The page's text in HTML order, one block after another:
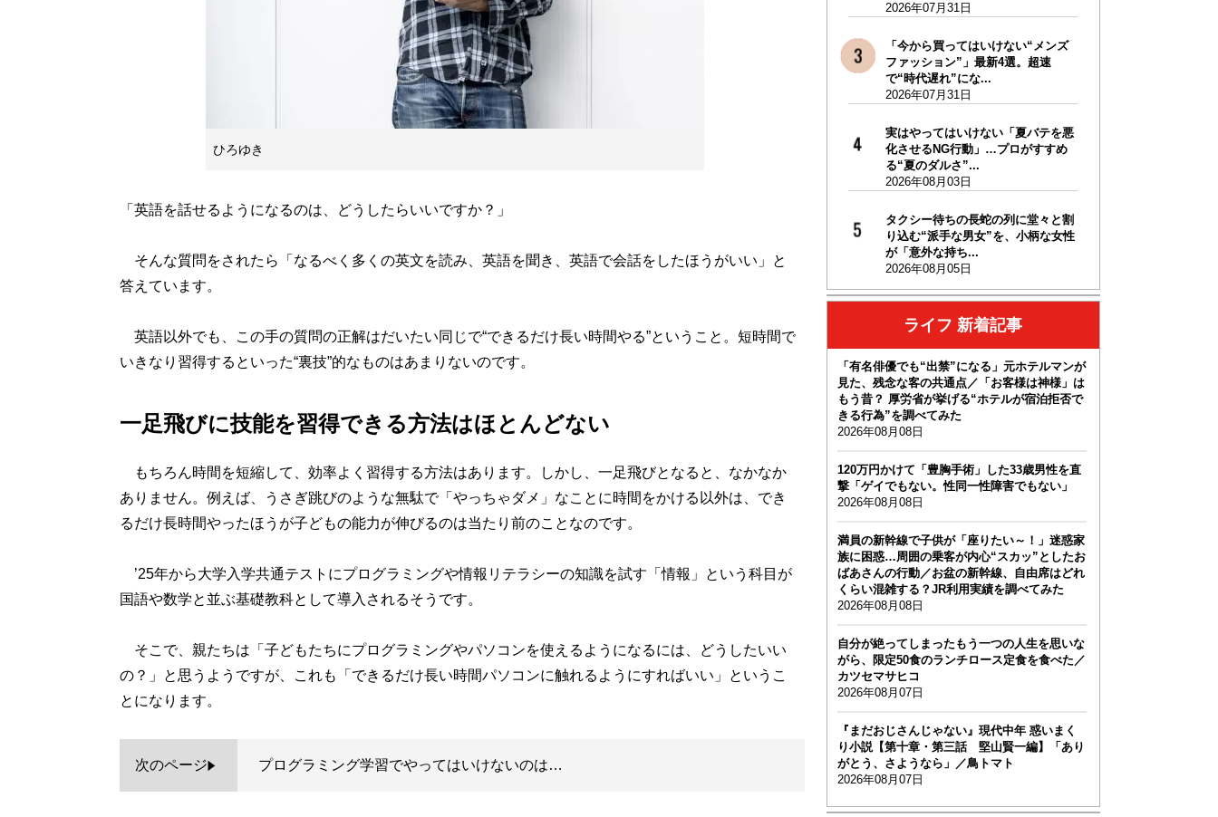
ひろゆき
「英語を話せるようになるのは、どうしたらいいですか？」
そんな質問をされたら「なるべく多くの英文を読み、英語を聞き、英語で会話をしたほうがいい」と
答えています。
英語以外でも、この手の質問の正解はだいたい同じで“できるだけ長い時間やる”ということ。短時間で
いきなり習得するといった“裏技”的なものはあまりないのです。
一足飛びに技能を習得できる方法はほとんどない
もちろん時間を短縮して、効率よく習得する方法はあります。しかし、一足飛びとなると、なかなか
ありません。例えば、うさぎ跳びのような無駄で「やっちゃダメ」なことに時間をかける以外は、でき
るだけ長時間やったほうが子どもの能力が伸びるのは当たり前のことなのです。
’25年から大学入学共通テストにプログラミングや情報リテラシーの知識を試す「情報」という科目が
国語や数学と並ぶ基礎教科として導入されるそうです。
そこで、親たちは「子どもたちにプログラミングやパソコンを使えるようになるには、どうしたいい
の？」と思うようですが、これも「できるだけ長い時間パソコンに触れるようにすればいい」というこ
とになります。
次のページ プログラミング学習でやってはいけないのは…
2026年07月31日
「今から買ってはいけない“メンズ
ファッション”」最新4選。超速
で“時代遅れ”にな...
2026年07月31日
実はやってはいけない「夏バテを悪
化させるNG行動」…プロがすすめ
る“夏のダルさ”...
2026年08月03日
タクシー待ちの長蛇の列に堂々と割
り込む“派手な男女”を、小柄な女性
が「意外な持ち...
2026年08月05日
ライフ 新着記事
「有名俳優でも“出禁”になる」元ホテルマンが
見た、残念な客の共通点／「お客様は神様」は
もう昔？ 厚労省が挙げる“ホテルが宿泊拒否で
きる行為”を調べてみた
2026年08月08日
120万円かけて「豊胸手術」した33歳男性を直
撃「ゲイでもない。性同一性障害でもない」
2026年08月08日
満員の新幹線で子供が「座りたい～！」迷惑家
族に困惑…周囲の乗客が内心“スカッ”としたお
ばあさんの行動／お盆の新幹線、自由席はどれ
くらい混雑する？JR利用実績を調べてみた
2026年08月08日
自分が絶ってしまったもう一つの人生を思いな
がら、限定50食のランチロース定食を食べた／
カツセマサヒコ
2026年08月07日
『まだおじさんじゃない』現代中年 惑いまく
り小説【第十章・第三話 堅山賢一編】「あり
がとう、さようなら」／鳥トマト
2026年08月07日